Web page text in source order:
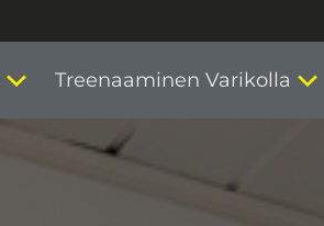
Treenaaminen Varikolla